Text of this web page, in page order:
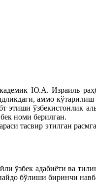
Ю.А. Израиль
аммо
ўзбекистонлик
номи берилган.
тасвир этилган
ўзбек адабиёти ва
бўлиши биринчи